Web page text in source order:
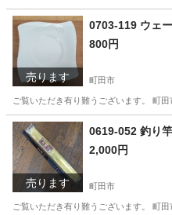
東京 町田市 アクセサリー
売ります
0703-119 ウェ
800円
町田市
ご覧いただき有り難うございます。 町
東京 町田市 リユース
売ります
0619-052 釣り
2,000円
町田市
ご覧いただき有り難うございます。 町